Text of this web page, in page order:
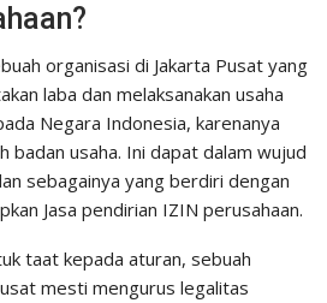
organisasi di Jakarta Pusat yang
laba dan melaksanakan usaha
Negara Indonesia, karenanya
badan usaha. Ini dapat dalam wujud
sebagainya yang berdiri dengan
Jasa pendirian IZIN perusahaan.
taat kepada aturan, sebuah
mesti mengurus legalitas